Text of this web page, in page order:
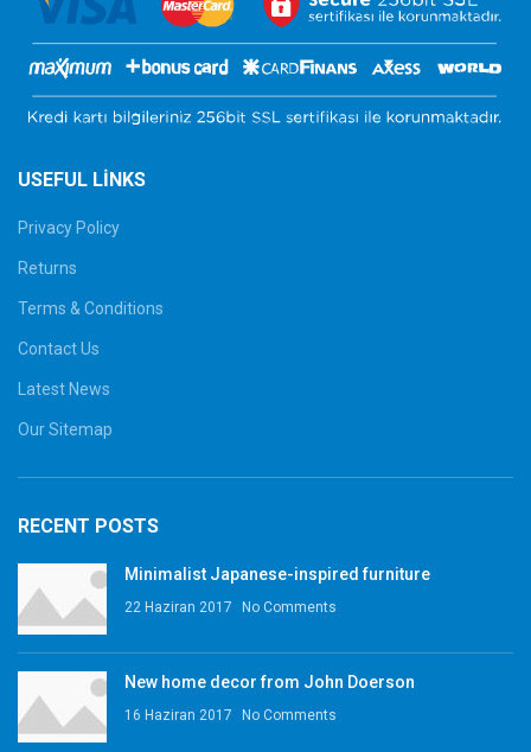
USEFUL LINKS
Privacy Policy
Returns
Terms & Conditions
Contact Us
Latest News
Our Sitemap
RECENT POSTS
Minimalist Japanese-inspired furniture
22 Haziran 2017 No Comments
New home decor from John Doerson
16 Haziran 2017 No Comments